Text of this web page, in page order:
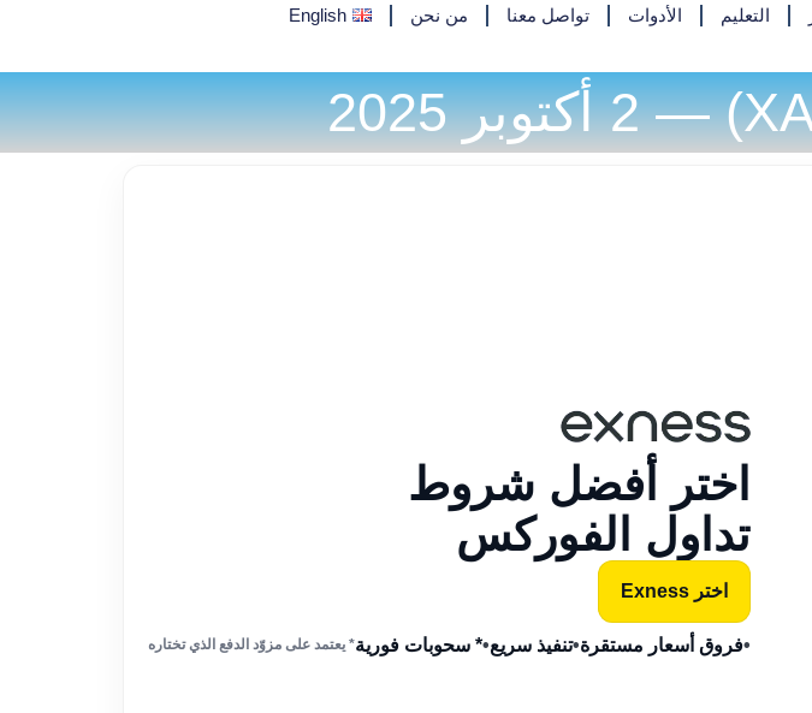
التعليم الأدوات تواصل معنا من نحن English
اختر أفضل شروط
تداول الفوركس
اختر Exness
•فروق أسعار مستقرة•تنفيذ سريع•* سحوبات فورية* يعتمد على مزوّد الدفع الذي تختاره